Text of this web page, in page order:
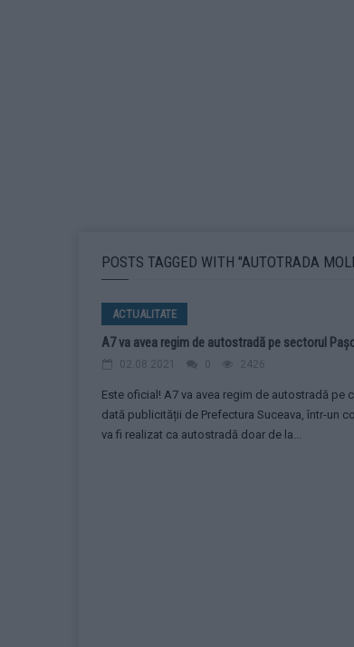
POSTS TAGGED WITH "AUTOTRADA
ACTUALITATE
A7 va avea regim de autostradă pe sectorul
02.08.2021 0 2426
Este oficial! A7 va avea regim de autostradă pe
dată publicității de Prefectura Suceava, într-un
va fi realizat ca autostradă doar de la...